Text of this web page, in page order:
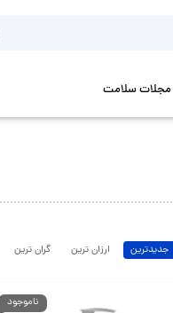
مجلات سلامت
جدیدترین ارزان ترین گران ترین
ناموجود